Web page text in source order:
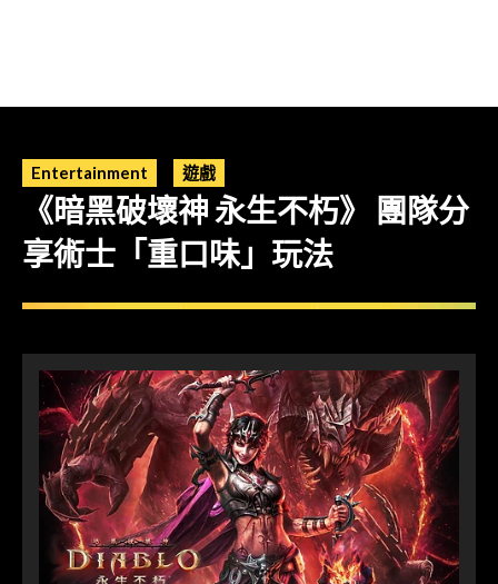
Entertainment 遊戲
《暗黑破壞神 永生不朽》 團隊分
享術士「重口味」玩法